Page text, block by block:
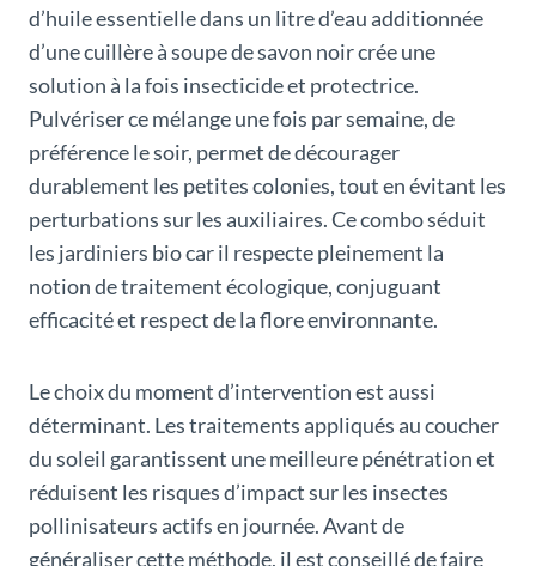
d’huile essentielle dans un litre d’eau additionnée
d’une cuillère à soupe de savon noir crée une
solution à la fois insecticide et protectrice.
Pulvériser ce mélange une fois par semaine, de
préférence le soir, permet de décourager
durablement les petites colonies, tout en évitant les
perturbations sur les auxiliaires. Ce combo séduit
les jardiniers bio car il respecte pleinement la
notion de traitement écologique, conjuguant
efficacité et respect de la flore environnante.
Le choix du moment d’intervention est aussi
déterminant. Les traitements appliqués au coucher
du soleil garantissent une meilleure pénétration et
réduisent les risques d’impact sur les insectes
pollinisateurs actifs en journée. Avant de
généraliser cette méthode, il est conseillé de faire